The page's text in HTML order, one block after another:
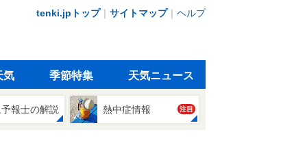
tenki.jpトップ｜ サイトマップ｜ ヘルプ
気 季節特集 天気ニュース
報士の解説 熱中症情報 注目